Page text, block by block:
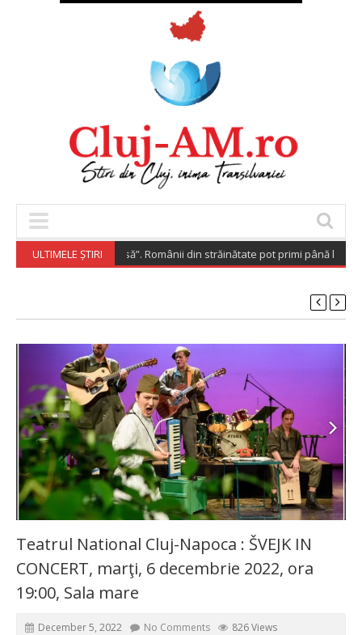
ULTIMELE ȘTIRI
Investește Acasă”. Românii din străinătate pot primi până la
Teatrul National Cluj-Napoca : ŠVEJK IN
CONCERT, marţi, 6 decembrie 2022, ora
19:00, Sala mare
December 5, 2022 No Comments
826 Views